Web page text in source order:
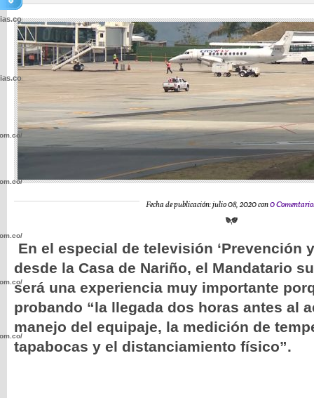
Fecha de publicación: julio 08, 2020 con0
En el especial de televisión ‘Prevención
desde la Casa de Nariño, el Mandatario
será una experiencia muy importante
probando “la llegada dos horas antes al
manejo del equipaje, la medición de
tapabocas y el distanciamiento físico”.
wp-
wp-
wp-
wp-
wp-
wp-
wp-